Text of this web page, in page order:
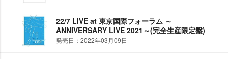
22/7 LIVE at 東京国際フォーラム ～
ANNIVERSARY LIVE 2021～(完全生産限定盤)
発売日：2022年03月09日